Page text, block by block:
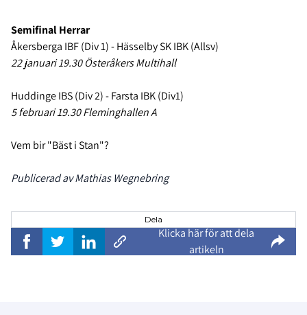
Semifinal Herrar
Åkersberga IBF (Div 1) - Hässelby SK IBK (Allsv)
22 januari 19.30 Österåkers Multihall
Huddinge IBS (Div 2) - Farsta IBK (Div1)
5 februari 19.30 Fleminghallen A
Vem bir "Bäst i Stan"?
Publicerad av Mathias Wegnebring
Dela
Klicka här för att dela
artikeln